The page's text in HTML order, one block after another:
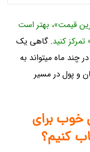
قیمت»، بهتر است
کنید. گاهی یک
چند ماه میتواند به
و پول در مسیر
برای
کنیم؟